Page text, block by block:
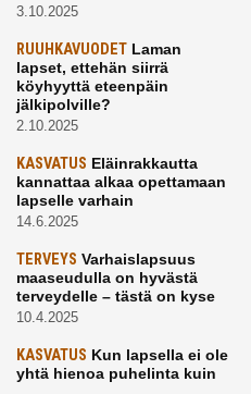
3.10.2025
RUUHKAVUODET Laman
lapset, ettehän siirrä
köyhyyttä eteenpäin
jälkipolville?
2.10.2025
KASVATUS Eläinrakkautta
kannattaa alkaa opettamaan
lapselle varhain
14.6.2025
TERVEYS Varhaislapsuus
maaseudulla on hyvästä
terveydelle – tästä on kyse
10.4.2025
KASVATUS Kun lapsella ei ole
yhtä hienoa puhelinta kuin